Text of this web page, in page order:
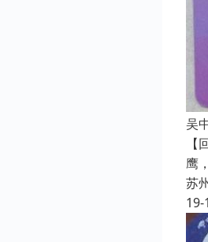
吴
鹰
苏
19-